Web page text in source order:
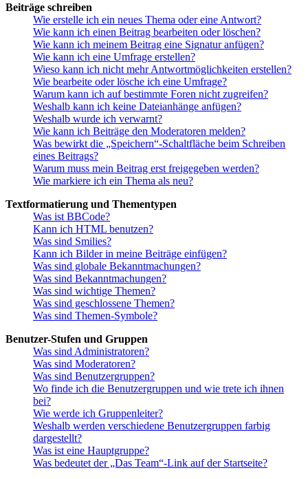
Beiträge schreiben
Wie erstelle ich ein neues Thema oder eine Antwort?
Wie kann ich einen Beitrag bearbeiten oder löschen?
Wie kann ich meinem Beitrag eine Signatur anfügen?
Wie kann ich eine Umfrage erstellen?
Wieso kann ich nicht mehr Antwortmöglichkeiten erstellen?
Wie bearbeite oder lösche ich eine Umfrage?
Warum kann ich auf bestimmte Foren nicht zugreifen?
Weshalb kann ich keine Dateianhänge anfügen?
Weshalb wurde ich verwarnt?
Wie kann ich Beiträge den Moderatoren melden?
Was bewirkt die „Speichern“-Schaltfläche beim Schreiben
eines Beitrags?
Warum muss mein Beitrag erst freigegeben werden?
Wie markiere ich ein Thema als neu?
Textformatierung und Thementypen
Was ist BBCode?
Kann ich HTML benutzen?
Was sind Smilies?
Kann ich Bilder in meine Beiträge einfügen?
Was sind globale Bekanntmachungen?
Was sind Bekanntmachungen?
Was sind wichtige Themen?
Was sind geschlossene Themen?
Was sind Themen-Symbole?
Benutzer-Stufen und Gruppen
Was sind Administratoren?
Was sind Moderatoren?
Was sind Benutzergruppen?
Wo finde ich die Benutzergruppen und wie trete ich ihnen
bei?
Wie werde ich Gruppenleiter?
Weshalb werden verschiedene Benutzergruppen farbig
dargestellt?
Was ist eine Hauptgruppe?
Was bedeutet der „Das Team“-Link auf der Startseite?